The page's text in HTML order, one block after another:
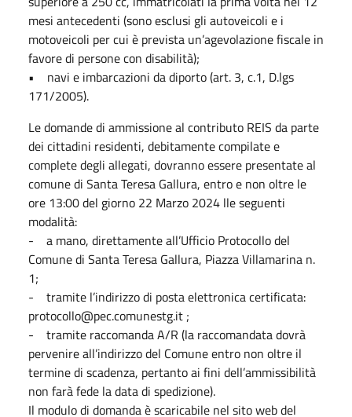
mesi antecedenti (sono esclusi gli autoveicoli e i
motoveicoli per cui è prevista un’agevolazione fiscale in
favore di persone con disabilità);
• navi e imbarcazioni da diporto (art. 3, c.1, D.lgs
171/2005).
Le domande di ammissione al contributo REIS da parte
dei cittadini residenti, debitamente compilate e
complete degli allegati, dovranno essere presentate al
comune di Santa Teresa Gallura, entro e non oltre le
ore 13:00 del giorno 22 Marzo 2024 lle seguenti
modalità:
- a mano, direttamente all’Ufficio Protocollo del
Comune di Santa Teresa Gallura, Piazza Villamarina n.
1;
- tramite l’indirizzo di posta elettronica certificata:
protocollo@pec.comunestg.it ;
- tramite raccomanda A/R (la raccomandata dovrà
pervenire all’indirizzo del Comune entro non oltre il
termine di scadenza, pertanto ai fini dell’ammissibilità
non farà fede la data di spedizione).
Il modulo di domanda è scaricabile nel sito web del